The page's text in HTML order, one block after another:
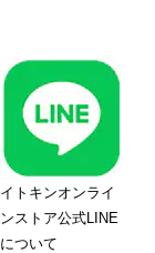
イトキンオンライ
ンストア公式LINE
について